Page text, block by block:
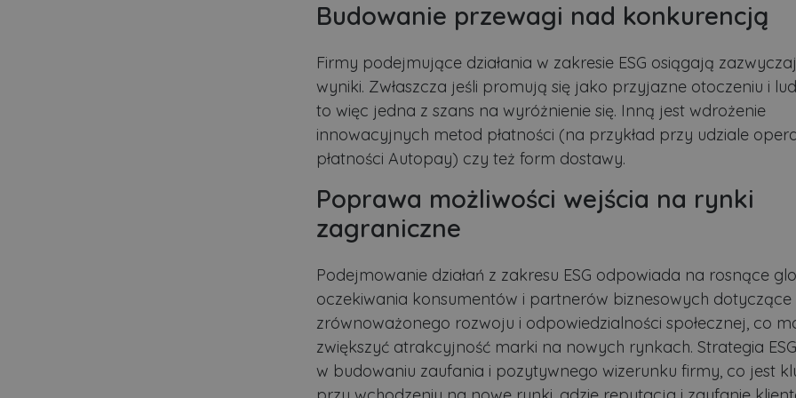
Budowanie przewagi nad konkurencją
Firmy podejmujące działania w zakresie ESG osiągają
wyniki. Zwłaszcza jeśli promują się jako przyjazne otoczeniu i
to więc jedna z szans na wyróżnienie się. Inną jest wdrożenie
innowacyjnych metod płatności (na przykład przy udziale
płatności Autopay) czy też form dostawy.
Poprawa możliwości wejścia na rynki
zagraniczne
Podejmowanie działań z zakresu ESG odpowiada na rosnące
oczekiwania konsumentów i partnerów biznesowych dotyczące
zrównoważonego rozwoju i odpowiedzialności społecznej, co
zwiększyć atrakcyjność marki na nowych rynkach. Strategia
w budowaniu zaufania i pozytywnego wizerunku firmy, co jest
Nazwa
Domena
przechowywania
Opis
sekund
CookieScriptConsent
CookieScript
lubartow24.pl
1 miesiąc
Ten plik cookie jest używany przez
zapamiętywania preferencji
pliki cookie. Jest to konieczne, aby
Script.com działał poprawnie.
VISITOR_PRIVACY_METADATA
YouTube
.youtube.com
5 miesięcy 4
tygodnie
Ten plik cookie jest używany do
użytkownika i wyboru prywatności dla
Rejestruje dane dotyczące zgody
preferencje zostaną uhonorowane w
.lubartow24.pl
dobrym przykładem jest utrzymywanie
użytkownika między stronami.
.lubartow24.pl
4 minuty 57
sekund
Plik niezbędny do prawidłowego
Nazwa
Dostawca
/
Opis
Dostawca / Okres przechowywania
Nazwa Dostawca/Domena Okres
Polityce prywatności Google